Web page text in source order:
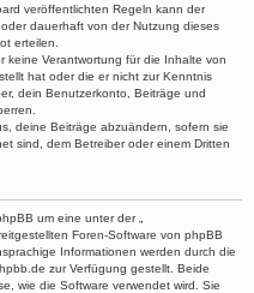
veröffentlichten Regeln kann der
dauerhaft von der Nutzung dieses
erteilen.
keine Verantwortung für die Inhalte von
hat oder die er nicht zur Kenntnis
dein Benutzerkonto, Beiträge und
deine Beiträge abzuändern, sofern sie
sind, dem Betreiber oder einem Dritten
um eine unter der „
Foren-Software von phpBB
Informationen werden durch die
zur Verfügung gestellt. Beide
wie die Software verwendet wird. Sie